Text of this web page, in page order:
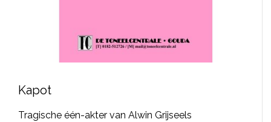
THEATERBOEKEN
Kapot
Tragische één-akter van Alwin Grijseels